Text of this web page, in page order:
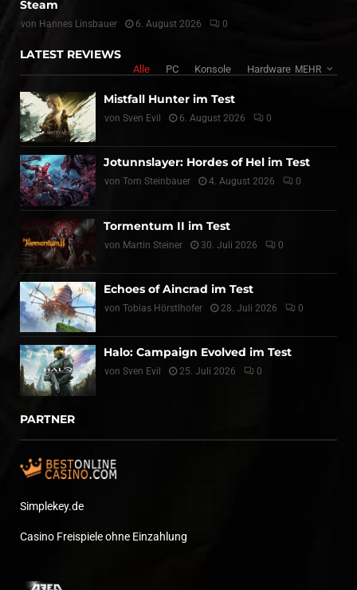
Steam
von Hannes Linsbauer 6. August 2026 0
LATEST REVIEWS
Alle PC Konsole Hardware MEHR
Mistfall Hunter im Test
von Sven Evil 6. August 2026 0
Jotunnslayer: Hordes of Hel im Test
von Tom Steinbauer 4. August 2026 0
Tormentum II im Test
von Martin Steiner 30. Juli 2026 0
Echoes of Aincrad im Test
von Tobias Hörstlhofer 28. Juli 2026 0
Halo: Campaign Evolved im Test
von Sven Evil 25. Juli 2026 0
PARTNER
Simplekey.de
Casino Freispiele ohne Einzahlung